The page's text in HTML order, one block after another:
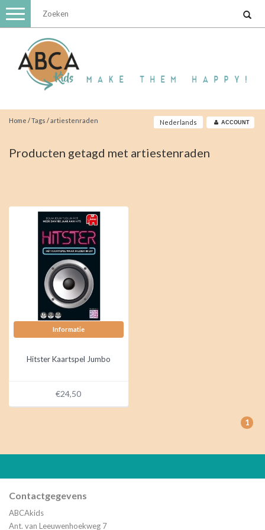
Toggle
navigation
Home /Tags /artiestenraden Nederlands ACCOUNT
Producten getagd met artiestenraden
Informatie
Hitster Kaartspel Jumbo
€24,50
1
Contactgegevens
ABCAkids
Ant. van Leeuwenhoekweg 7